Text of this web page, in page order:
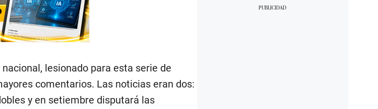
lesionado para esta serie de
comentarios. Las noticias eran dos:
y en setiembre disputará las